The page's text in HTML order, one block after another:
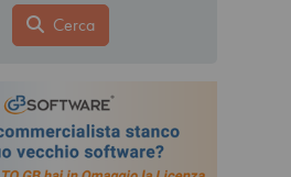
Cerca